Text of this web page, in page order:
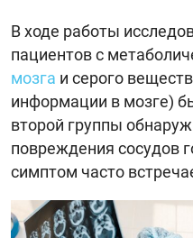
В ходе работы
пациентов с
мозга и серого
информации в мозге)
второй группы
повреждения сосудов
симптом часто